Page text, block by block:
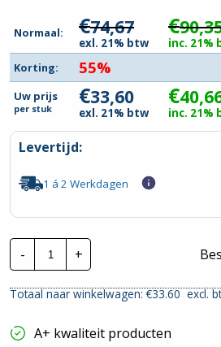
Normaal: €74,67
exl. 21% btw
€
inc. 21%
Korting:
55%
Uw prijs
per stuk €33,60
exl. 21% btw
€
inc. 21%
Levertijd:
1 á 2 Werkdagen
-
Bals
CEE
Combi
|
5P
+
Totaal naar winkelwagen: €33.60excl.
A+ kwaliteit producten